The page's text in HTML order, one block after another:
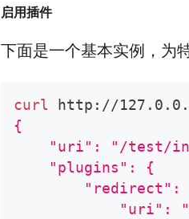
启用插件
下面是一个基本实例，为
curl http://
{
"uri": "/test/
    "plugins": {
"redirect":
"uri":